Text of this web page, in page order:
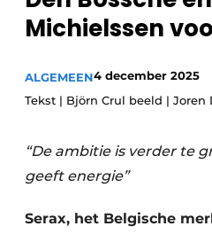
Privacy / Cookie
Vacatures
Video’s
Michielssen
ALGEMEEN4 december 2025
Tekst | Björn Crul beeld | Joren
“De ambitie is verder te
geeft energie”
Serax, het Belgische